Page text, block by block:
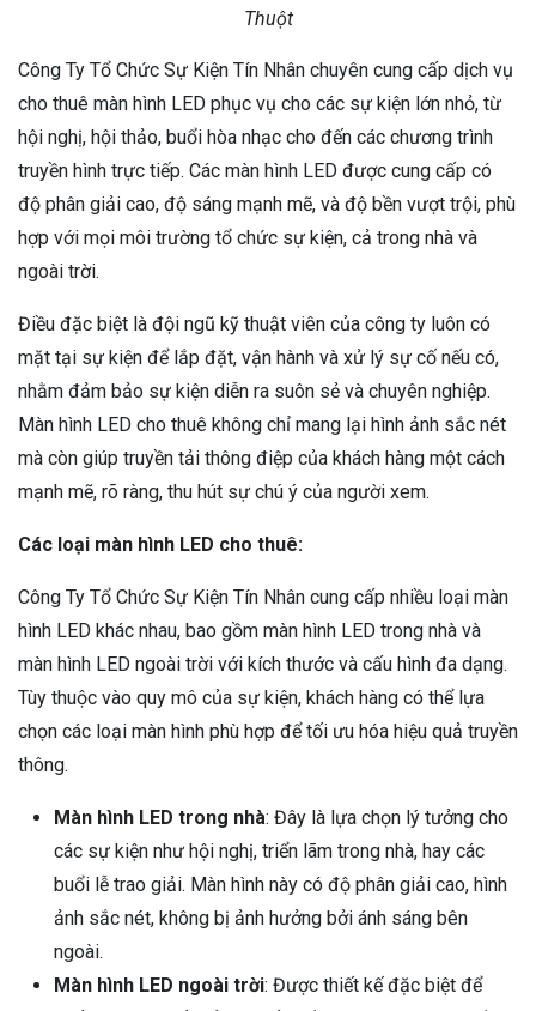
Thuột
Công Ty Tổ Chức Sự Kiện Tín Nhân chuyên cung cấp dịch vụ
cho thuê màn hình LED phục vụ cho các sự kiện lớn nhỏ, từ
hội nghị, hội thảo, buổi hòa nhạc cho đến các chương trình
truyền hình trực tiếp. Các màn hình LED được cung cấp có
độ phân giải cao, độ sáng mạnh mẽ, và độ bền vượt trội, phù
hợp với mọi môi trường tổ chức sự kiện, cả trong nhà và
ngoài trời.
Điều đặc biệt là đội ngũ kỹ thuật viên của công ty luôn có
mặt tại sự kiện để lắp đặt, vận hành và xử lý sự cố nếu có,
nhằm đảm bảo sự kiện diễn ra suôn sẻ và chuyên nghiệp.
Màn hình LED cho thuê không chỉ mang lại hình ảnh sắc nét
mà còn giúp truyền tải thông điệp của khách hàng một cách
mạnh mẽ, rõ ràng, thu hút sự chú ý của người xem.
Các loại màn hình LED cho thuê:
Công Ty Tổ Chức Sự Kiện Tín Nhân cung cấp nhiều loại màn
hình LED khác nhau, bao gồm màn hình LED trong nhà và
màn hình LED ngoài trời với kích thước và cấu hình đa dạng.
Tùy thuộc vào quy mô của sự kiện, khách hàng có thể lựa
chọn các loại màn hình phù hợp để tối ưu hóa hiệu quả truyền
thông.
Màn hình LED trong nhà: Đây là lựa chọn lý tưởng cho
các sự kiện như hội nghị, triển lãm trong nhà, hay các
buổi lễ trao giải. Màn hình này có độ phân giải cao, hình
ảnh sắc nét, không bị ảnh hưởng bởi ánh sáng bên
ngoài.
Màn hình LED ngoài trời: Được thiết kế đặc biệt để